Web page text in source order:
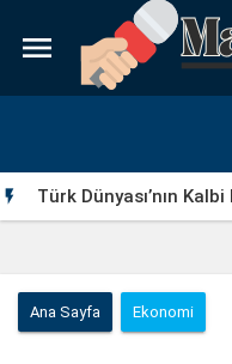

 Türk Dünyası’nın Kalbi
Ana Sayfa Ekonomi